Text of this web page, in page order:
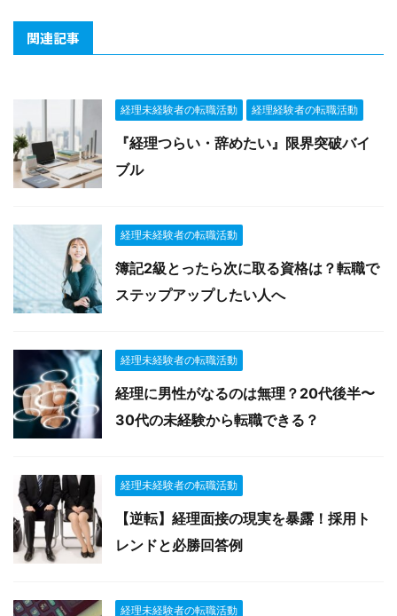
関連記事
経理未経験者の転職活動 経理経験者の転職活動
『経理つらい・辞めたい』限界突破バイ
ブル
経理未経験者の転職活動
簿記2級とったら次に取る資格は？転職で
ステップアップしたい人へ
経理未経験者の転職活動
経理に男性がなるのは無理？20代後半〜
30代の未経験から転職できる？
経理未経験者の転職活動
【逆転】経理面接の現実を暴露！採用ト
レンドと必勝回答例
経理未経験者の転職活動